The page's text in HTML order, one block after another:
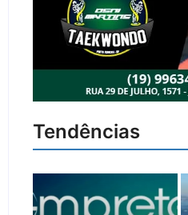
Tendências